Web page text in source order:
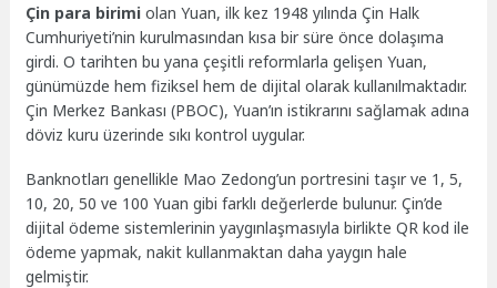
Çin para birimi olan Yuan, ilk kez 1948 yılında Çin Halk
Cumhuriyeti’nin kurulmasından kısa bir süre önce dolaşıma
girdi. O tarihten bu yana çeşitli reformlarla gelişen Yuan,
günümüzde hem fiziksel hem de dijital olarak kullanılmaktadır.
Çin Merkez Bankası (PBOC), Yuan’ın istikrarını sağlamak adına
döviz kuru üzerinde sıkı kontrol uygular.
Banknotları genellikle Mao Zedong’un portresini taşır ve 1, 5,
10, 20, 50 ve 100 Yuan gibi farklı değerlerde bulunur. Çin’de
dijital ödeme sistemlerinin yaygınlaşmasıyla birlikte QR kod ile
ödeme yapmak, nakit kullanmaktan daha yaygın hale
gelmiştir.